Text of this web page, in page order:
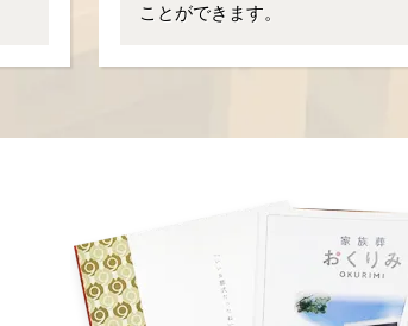
ことができます。